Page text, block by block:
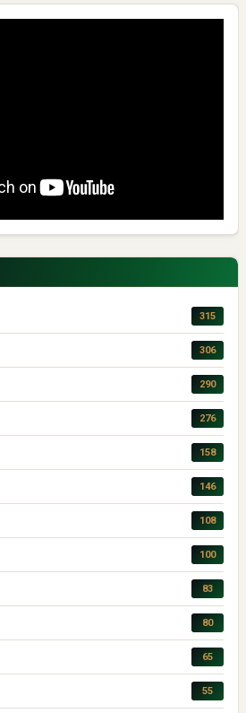
315
306
290
276
158
146
108
100
83
80
65
55